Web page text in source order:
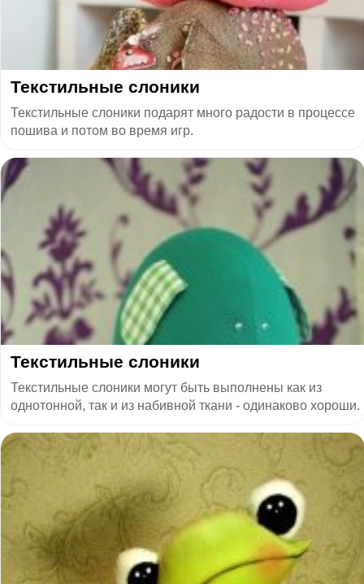
Текстильные слоники
Текстильные слоники подарят много радости в процессе
пошива и потом во время игр.
Текстильные слоники
Текстильные слоники могут быть выполнены как из
однотонной, так и из набивной ткани - одинаково хороши.